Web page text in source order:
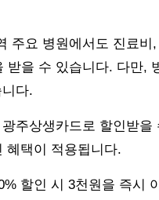
주요 병원에서도 진료비,
을 수 있습니다. 다만,
다.
주상생카드로 할인받을
혜택이 적용됩니다.
할인 시 3천원을 즉시